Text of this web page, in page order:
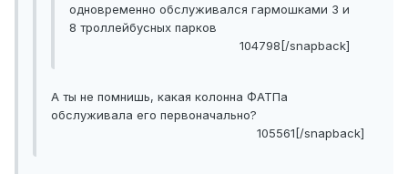
одновременно обслуживался гармошками 3 и
8 троллейбусных парков
104798[/snapback]
A ты не помнишь, какая колонна ФАТПа
обслуживала его первоначально?
105561[/snapback]